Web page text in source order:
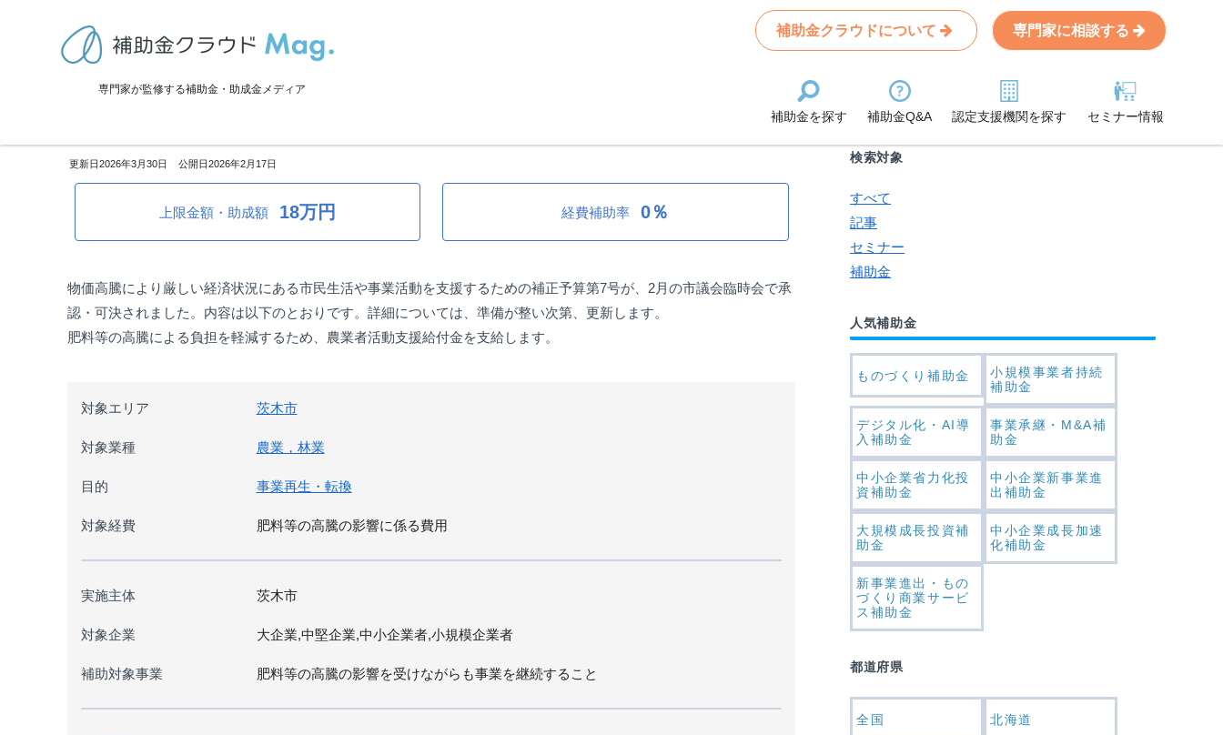
専門家が監修する補助金・助成金メディア
補助金クラウドについて 専門家に相談する
補助金を探す 補助金Q&A 認定支援機関を探す セミナー情報
>補助金・助成金詳細
2026年3月30日 2026年2月17日
上限金額・助成額 18万円 経費補助率 0％
物価高騰により厳しい経済状況にある市民生活や事業活動を支援するための補正予算第7号が、2月の市議会臨時会で承
認・可決されました。内容は以下のとおりです。詳細については、準備が整い次第、更新します。
肥料等の高騰による負担を軽減するため、農業者活動支援給付金を支給します。
対象エリア 茨木市
対象業種 農業，林業
目的 事業再生・転換
対象経費 肥料等の高騰の影響に係る費用
実施主体 茨木市
対象企業 大企業,中堅企業,中小企業者,小規模企業者
補助対象事業 肥料等の高騰の影響を受けながらも事業を継続すること
Search
条件から記事を探す
検索対象
すべて
記事
セミナー
補助金
人気補助金
ものづくり補助金
小規模事業者持続
補助金
デジタル化・AI導
入補助金
事業承継・M&A補
助金
中小企業省力化投
資補助金
中小企業新事業進
出補助金
大規模成長投資補
助金
中小企業成長加速
化補助金
新事業進出・もの
づくり商業サービ
ス補助金
都道府県
全国 北海道